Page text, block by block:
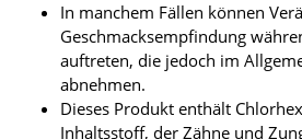
In manchem Fällen können
Geschmacksempfindung
auftreten, die jedoch im
abnehmen.
Dieses Produkt enthält
Inhaltsstoff, der Zähne und